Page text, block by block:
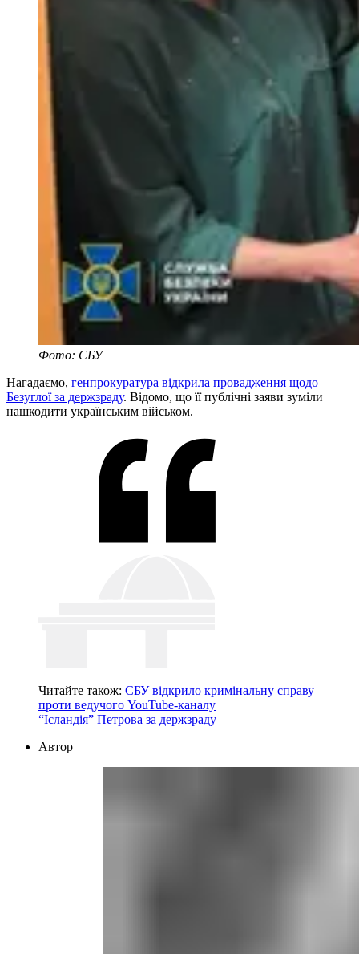
Фото: СБУ
Нагадаємо, генпрокуратура відкрила провадження щодо
Безуглої за держзраду. Відомо, що її публічні заяви зуміли
нашкодити українським військом.
Читайте також: СБУ відкрило кримінальну справу
проти ведучого YouTube-каналу
“Ісландія” Петрова за держзраду
Автор